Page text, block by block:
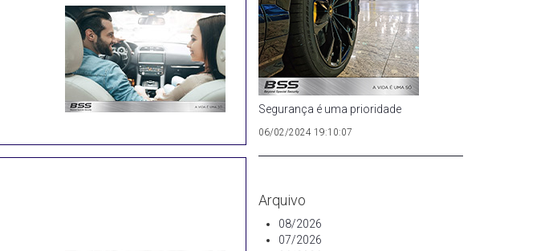
Segurança é uma prioridade
06/02/2024 19:10:07
Arquivo
08/2026
07/2026